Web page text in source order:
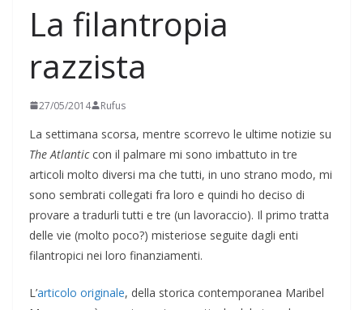
La filantropia
razzista
27/05/2014 Rufus
La settimana scorsa, mentre scorrevo le ultime notizie su
The Atlanticcon il palmare mi sono imbattuto in tre
articoli molto diversi ma che tutti, in uno strano modo, mi
sono sembrati collegati fra loro e quindi ho deciso di
provare a tradurli tutti e tre (un lavoraccio). Il primo tratta
delle vie (molto poco?) misteriose seguite dagli enti
filantropici nei loro finanziamenti.
L’articolo originale, della storica contemporanea Maribel